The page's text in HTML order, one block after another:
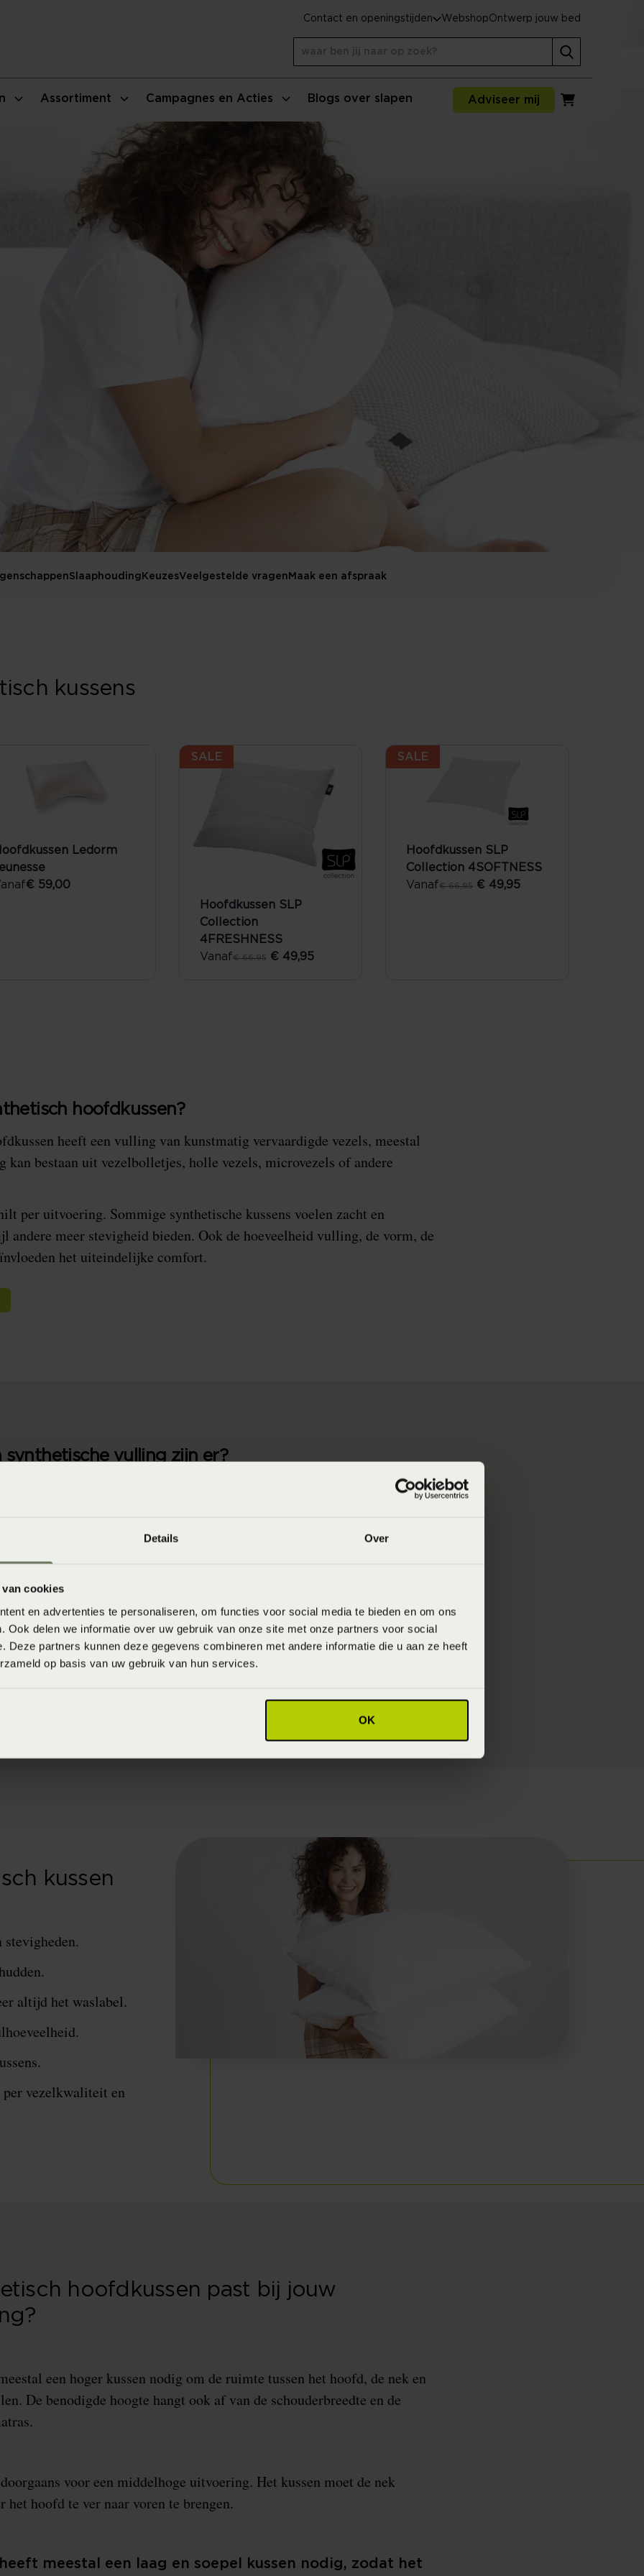
Details Over
cookies
en advertenties te personaliseren, om functies voor social media te bieden en om ons
Ook delen we informatie over uw gebruik van onze site met onze partners voor social
Deze partners kunnen deze gegevens combineren met andere informatie die u aan ze heeft
op basis van uw gebruik van hun services.
OK
Assortiment Campagnes en Acties Blogs over slapen Adviseer mij
Winkelwagen
Contact en openingstijden WebshopOntwerp jouw bed
Slaaphouding KeuzesVeelgestelde vragen Maak een afspraak
kussens
Ledorm
€ 59,00
SALE
Hoofdkussen SLP
Collection
4FRESHNESS
Vanaf€ 66,95 € 49,95
SALE
Hoofdkussen SLP
Collection 4SOFTNESS
Vanaf€ 66,95 € 49,95
hoofdkussen?
heeft een vulling van kunstmatig vervaardigde vezels, meestal
kan bestaan uit vezelbolletjes, holle vezels, microvezels of andere
per uitvoering. Sommige synthetische kussens voelen zacht en
andere meer stevigheid bieden. Ook de hoeveelheid vulling, de vorm, de
het uiteindelijke comfort.
synthetische vulling zijn er?
een zacht en vormbaar gevoel. Bij navulbare kussens kun je soms
toevoegen.
zijn licht van gewicht. De open ruimte in de vezels kan bijdragen aan
kussen
altijd het waslabel.
vezelkwaliteit en
hoofdkussen past bij jouw
een hoger kussen nodig om de ruimte tussen het hoofd, de nek en
De benodigde hoogte hangt ook af van de schouderbreedte en de
voor een middelhoge uitvoering. Het kussen moet de nek
het hoofd te ver naar voren te brengen.
meestal een laag en soepel kussen nodig, zodat het